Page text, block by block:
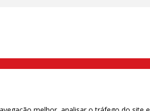
| Telefone (11) 2108 9200 - Fax (11) 2108 9310